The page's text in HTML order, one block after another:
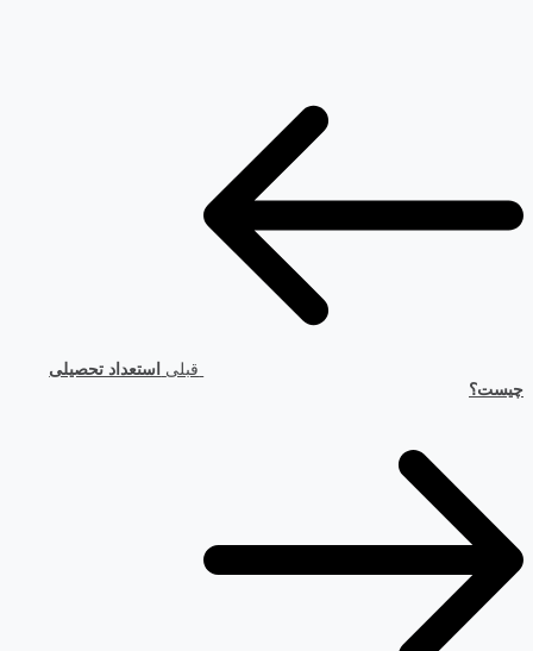
قبلی
استعداد تحصیلی
چیست؟